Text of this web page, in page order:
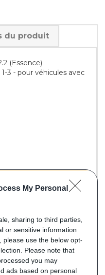
My Personal
sharing to third parties,
or sensitive information
use the below opt-
Please note that
you may
ads based on personal
du produit
(Essence)
3 - pour véhicules avec
(Essence) de 09/2003 à